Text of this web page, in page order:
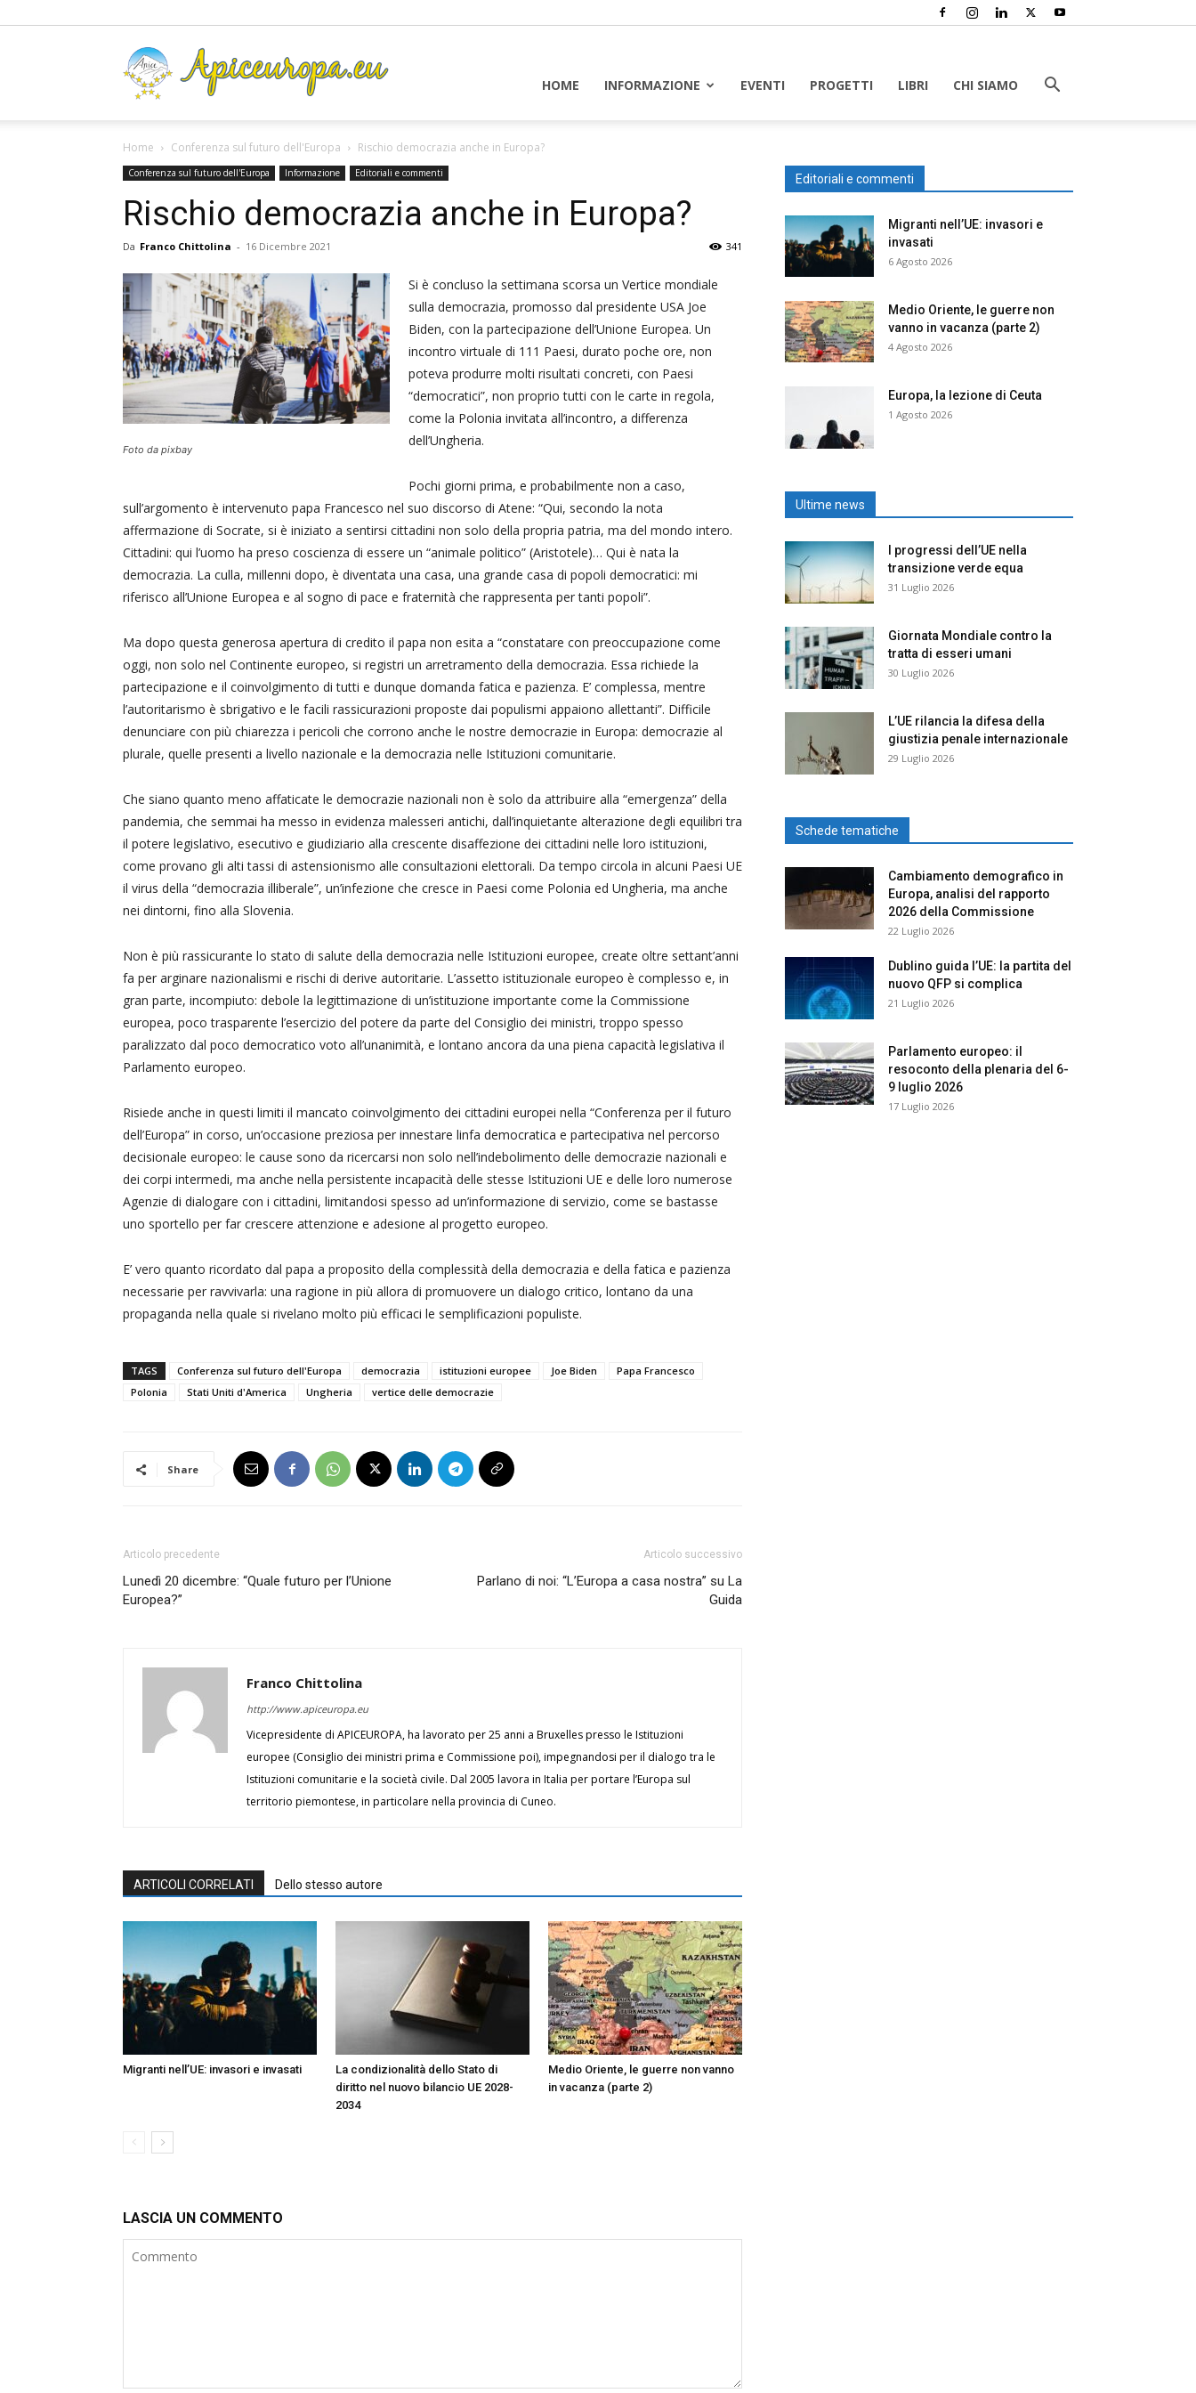
HOME INFORMAZIONE EVENTI PROGETTI LIBRI CHI SIAMO
Home Conferenza sul futuro dell'Europa Rischio democrazia anche in Europa?
Conferenza sul futuro dell'Europa Informazione Editoriali e commenti
Rischio democrazia anche in Europa?
Da Franco Chittolina - 16 Dicembre 2021 341
Foto da pixbay
Si è concluso la settimana scorsa un Vertice mondiale
sulla democrazia, promosso dal presidente USA Joe
Biden, con la partecipazione dell’Unione Europea. Un
incontro virtuale di 111 Paesi, durato poche ore, non
poteva produrre molti risultati concreti, con Paesi
“democratici”, non proprio tutti con le carte in regola,
come la Polonia invitata all’incontro, a differenza
dell’Ungheria.
Pochi giorni prima, e probabilmente non a caso,
sull’argomento è intervenuto papa Francesco nel suo discorso di Atene: “Qui, secondo la nota
affermazione di Socrate, si è iniziato a sentirsi cittadini non solo della propria patria, ma del mondo intero.
Cittadini: qui l’uomo ha preso coscienza di essere un “animale politico” (Aristotele)… Qui è nata la
democrazia. La culla, millenni dopo, è diventata una casa, una grande casa di popoli democratici: mi
riferisco all’Unione Europea e al sogno di pace e fraternità che rappresenta per tanti popoli”.
Ma dopo questa generosa apertura di credito il papa non esita a “constatare con preoccupazione come
oggi, non solo nel Continente europeo, si registri un arretramento della democrazia. Essa richiede la
partecipazione e il coinvolgimento di tutti e dunque domanda fatica e pazienza. E’ complessa, mentre
l’autoritarismo è sbrigativo e le facili rassicurazioni proposte dai populismi appaiono allettanti”. Difficile
denunciare con più chiarezza i pericoli che corrono anche le nostre democrazie in Europa: democrazie al
plurale, quelle presenti a livello nazionale e la democrazia nelle Istituzioni comunitarie.
Che siano quanto meno affaticate le democrazie nazionali non è solo da attribuire alla “emergenza” della
pandemia, che semmai ha messo in evidenza malesseri antichi, dall’inquietante alterazione degli equilibri tra
il potere legislativo, esecutivo e giudiziario alla crescente disaffezione dei cittadini nelle loro istituzioni,
come provano gli alti tassi di astensionismo alle consultazioni elettorali. Da tempo circola in alcuni Paesi UE
il virus della “democrazia illiberale”, un’infezione che cresce in Paesi come Polonia ed Ungheria, ma anche
nei dintorni, fino alla Slovenia.
Non è più rassicurante lo stato di salute della democrazia nelle Istituzioni europee, create oltre settant’anni
fa per arginare nazionalismi e rischi di derive autoritarie. L’assetto istituzionale europeo è complesso e, in
gran parte, incompiuto: debole la legittimazione di un’istituzione importante come la Commissione
europea, poco trasparente l’esercizio del potere da parte del Consiglio dei ministri, troppo spesso
paralizzato dal poco democratico voto all’unanimità, e lontano ancora da una piena capacità legislativa il
Parlamento europeo.
Risiede anche in questi limiti il mancato coinvolgimento dei cittadini europei nella “Conferenza per il futuro
dell’Europa” in corso, un’occasione preziosa per innestare linfa democratica e partecipativa nel percorso
decisionale europeo: le cause sono da ricercarsi non solo nell’indebolimento delle democrazie nazionali e
dei corpi intermedi, ma anche nella persistente incapacità delle stesse Istituzioni UE e delle loro numerose
Agenzie di dialogare con i cittadini, limitandosi spesso ad un’informazione di servizio, come se bastasse
uno sportello per far crescere attenzione e adesione al progetto europeo.
E’ vero quanto ricordato dal papa a proposito della complessità della democrazia e della fatica e pazienza
necessarie per ravvivarla: una ragione in più allora di promuovere un dialogo critico, lontano da una
propaganda nella quale si rivelano molto più efficaci le semplificazioni populiste.
TAGS Conferenza sul futuro dell'Europa democrazia istituzioni europee Joe Biden
Papa Francesco
Polonia
Stati Uniti d'America Ungheria vertice delle democrazie
Share
Articolo precedente
Lunedì 20 dicembre: “Quale futuro per l’Unione
Europea?”
Articolo successivo
Parlano di noi: “L’Europa a casa nostra” su La
Guida
Franco Chittolina
http://www.apiceuropa.eu
Vicepresidente di APICEUROPA, ha lavorato per 25 anni a Bruxelles presso le Istituzioni
europee (Consiglio dei ministri prima e Commissione poi), impegnandosi per il dialogo tra le
Istituzioni comunitarie e la società civile. Dal 2005 lavora in Italia per portare l’Europa sul
territorio piemontese, in particolare nella provincia di Cuneo.
ARTICOLI CORRELATI Dello stesso autore
Migranti nell’UE: invasori e invasati
La condizionalità dello Stato di
diritto nel nuovo bilancio UE 2028-
2034
Medio Oriente, le guerre non vanno
in vacanza (parte 2)
LASCIA UN COMMENTO
Editoriali e commenti
Migranti nell’UE: invasori e
invasati
6 Agosto 2026
Medio Oriente, le guerre non
vanno in vacanza (parte 2)
4 Agosto 2026
Europa, la lezione di Ceuta
1 Agosto 2026
Ultime news
I progressi dell’UE nella
transizione verde equa
31 Luglio 2026
Giornata Mondiale contro la
tratta di esseri umani
30 Luglio 2026
L’UE rilancia la difesa della
giustizia penale internazionale
29 Luglio 2026
Schede tematiche
Cambiamento demografico in
Europa, analisi del rapporto
2026 della Commissione
22 Luglio 2026
Dublino guida l’UE: la partita del
nuovo QFP si complica
21 Luglio 2026
Parlamento europeo: il
resoconto della plenaria del 6-
9 luglio 2026
17 Luglio 2026